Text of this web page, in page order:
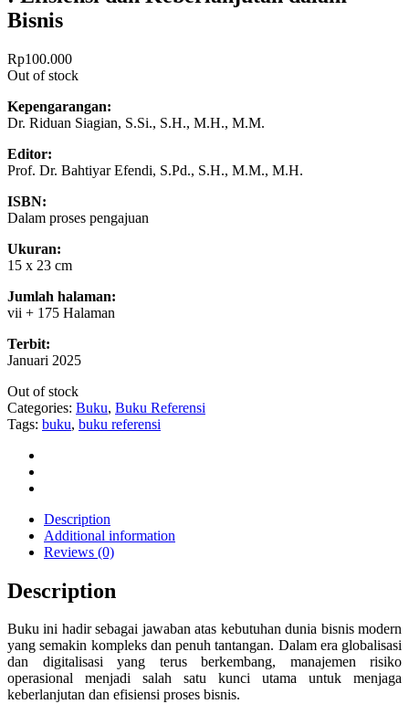
Bisnis
Rp100.000
Out of stock
Kepengarangan:
Dr. Riduan Siagian, S.Si., S.H., M.H., M.M.
Editor:
Prof. Dr. Bahtiyar Efendi, S.Pd., S.H., M.M., M.H.
ISBN:
Dalam proses pengajuan
Ukuran:
15 x 23 cm
Jumlah halaman:
vii + 175 Halaman
Terbit:
Januari 2025
Out of stock
Categories: Buku, Buku Referensi
Tags: buku, buku referensi
Description
Additional information
Reviews (0)
Description
Buku ini hadir sebagai jawaban atas kebutuhan dunia bisnis modern
yang semakin kompleks dan penuh tantangan. Dalam era globalisasi
dan digitalisasi yang terus berkembang, manajemen risiko
operasional menjadi salah satu kunci utama untuk menjaga
keberlanjutan dan efisiensi proses bisnis.